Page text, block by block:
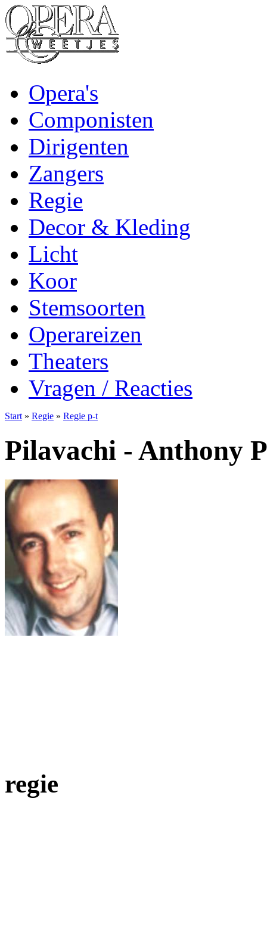
Opera's
Componisten
Dirigenten
Zangers
Regie
Decor & Kleding
Licht
Koor
Stemsoorten
Operareizen
Theaters
Vragen / Reacties
Start » Regie » Regie p-t
Pilavachi - Anthony
regie